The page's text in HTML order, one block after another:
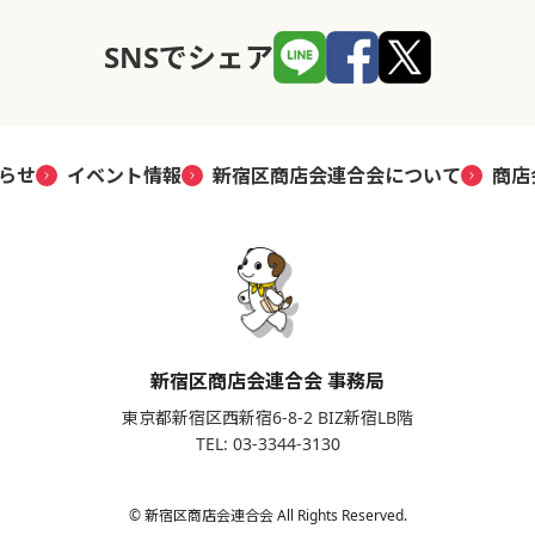
SNSでシェア
せ イベント情報 新宿区商店会連合会について 商
新宿区商店会連合会 事務局
東京都新宿区西新宿6-8-2 BIZ新宿LB階
TEL: 03-3344-3130
© 新宿区商店会連合会 All Rights Reserved.